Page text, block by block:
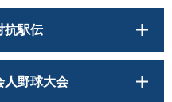
抗駅伝
人野球大会